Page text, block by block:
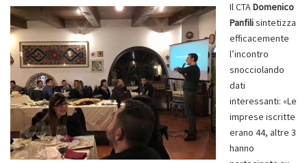
Il CTADomenico
Panfilisintetizza
efficacemente
l’incontro
snocciolando
dati
interessanti: «Le
imprese iscritte
erano 44, altre 3
hanno